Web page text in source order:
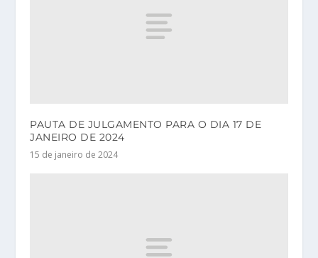
PAUTA DE JULGAMENTO PARA O DIA 17 DE
JANEIRO DE 2024
15 de janeiro de 2024